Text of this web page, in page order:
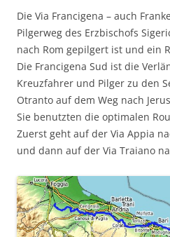
Die Via Francigena – auch
Pilgerweg des Erzbischofs
nach Rom gepilgert ist und ein
Die Francigena Sud ist die
Kreuzfahrer und Pilger zu den
Otranto auf dem Weg nach
Sie benutzten die optimalen
Zuerst geht auf der Via Appia
und dann auf der Via Traiano